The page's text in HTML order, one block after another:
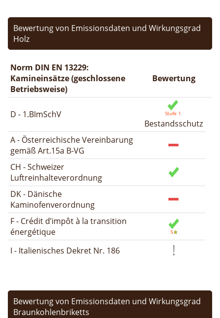
Bewertung von Emissionsdaten und Wirkungsgrad
Holz
Norm DIN EN 13229:
Kamineinsätze (geschlossene
Betriebsweise)
Bewertung
D - 1.BImSchV
Bestandsschutz
A - Österreichische Vereinbarung
gemäß Art.15a B-VG
CH - Schweizer
Luftreinhalteverordnung
DK - Dänische
Kaminofenverordnung
F - Crédit d’impôt à la transition
énergétique
I - Italienisches Dekret Nr. 186
Bewertung von Emissionsdaten und Wirkungsgrad
Braunkohlenbriketts